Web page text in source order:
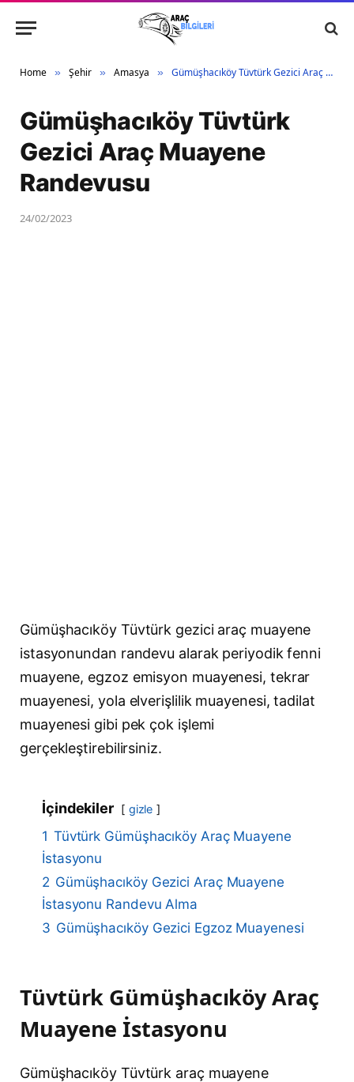
Home » Şehir » Amasya » Gümüşhacıköy Tüvtürk Gezici Araç Muayene Randevusu
Gümüşhacıköy Tüvtürk
Gezici Araç Muayene
Randevusu
24/02/2023
Gümüşhacıköy Tüvtürk gezici araç muayene
istasyonundan randevu alarak periyodik fenni
muayene, egzoz emisyon muayenesi, tekrar
muayenesi, yola elverişlilik muayenesi, tadilat
muayenesi gibi pek çok işlemi
gerçekleştirebilirsiniz.
İçindekiler gizle
1 Tüvtürk Gümüşhacıköy Araç Muayene
İstasyonu
2 Gümüşhacıköy Gezici Araç Muayene
İstasyonu Randevu Alma
3 Gümüşhacıköy Gezici Egzoz Muayenesi
Tüvtürk Gümüşhacıköy Araç
Muayene İstasyonu
Gümüşhacıköy Tüvtürk araç muayene